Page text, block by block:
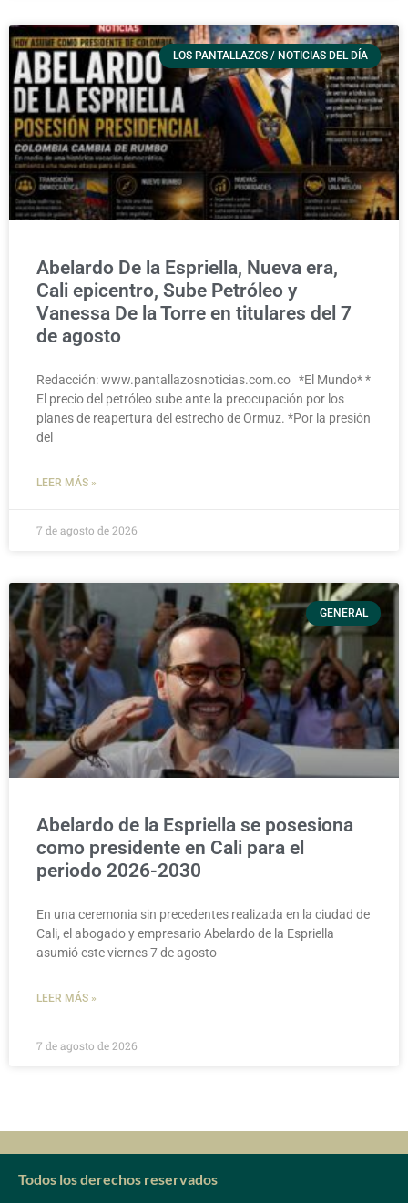
LOS PANTALLAZOS / NOTICIAS DEL DÍA
Abelardo De la Espriella, Nueva era,
Cali epicentro, Sube Petróleo y
Vanessa De la Torre en titulares del 7
de agosto
Redacción: www.pantallazosnoticias.com.co *El Mundo* *
El precio del petróleo sube ante la preocupación por los
planes de reapertura del estrecho de Ormuz. *Por la presión
del
LEER MÁS »
7 de agosto de 2026
GENERAL
Abelardo de la Espriella se posesiona
como presidente en Cali para el
periodo 2026-2030
En una ceremonia sin precedentes realizada en la ciudad de
Cali, el abogado y empresario Abelardo de la Espriella
asumió este viernes 7 de agosto
LEER MÁS »
7 de agosto de 2026
Todos los derechos reservados